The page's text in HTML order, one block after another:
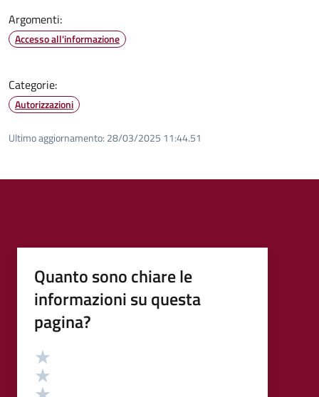
Argomenti:
Accesso all'informazione
Categorie:
Autorizzazioni
Ultimo aggiornamento: 28/03/2025 11:44.51
Quanto sono chiare le
informazioni su questa
pagina?
Valutazione